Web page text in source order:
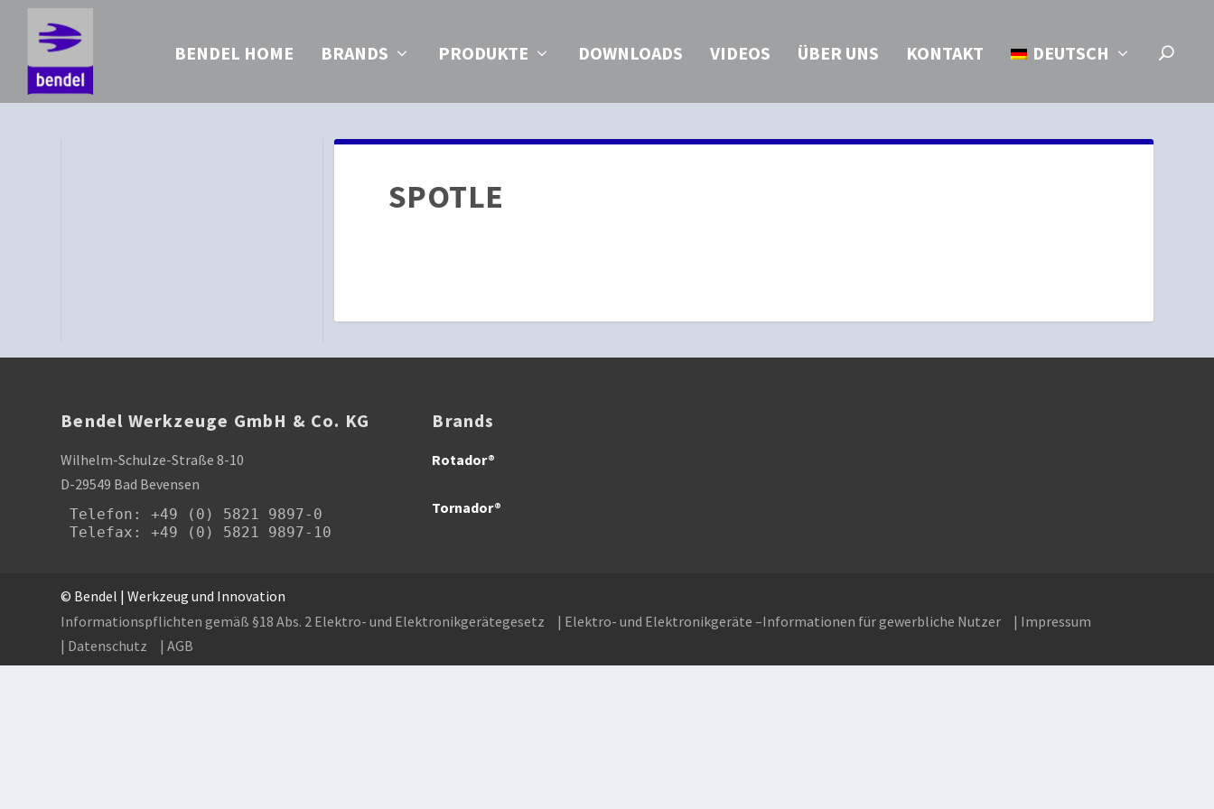
BENDEL HOME BRANDS PRODUKTE DOWNLOADS VIDEOS ÜBER UNS KONTAKT DEUTSCH
SPOTLE
Bendel Werkzeuge GmbH & Co. KG
Wilhelm-Schulze-Straße 8-10
D-29549 Bad Bevensen
Telefon : +49 (0) 5821 9897-0
Telefax: +49 (0) 5821 9897-10
Brands
Rotador®
Tornador®
© Bendel | Werkzeug und Innovation
Informationspflichten gemäß §18 Abs. 2 Elektro- und Elektronikgerätegesetz
| Elektro- und Elektronikgeräte –Informationen für gewerbliche Nutzer
| Impressum
| Datenschutz
| AGB